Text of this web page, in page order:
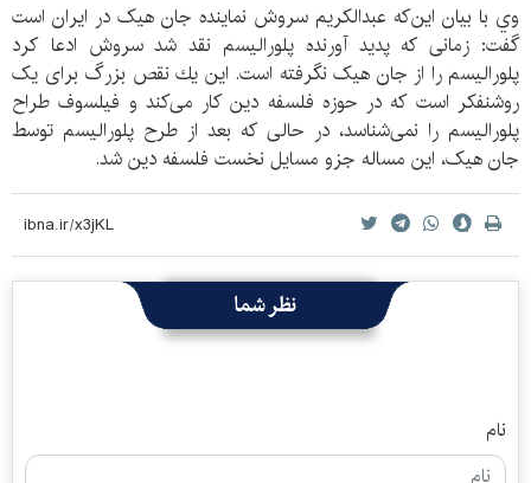
وي با بيان اين‌كه عبدالکریم سروش نماینده جان هیک در ایران است
گفت: زمانی که پدید آورنده پلورالیسم نقد شد سروش ادعا كرد
پلورالیسم را از جان هیک نگرفته است. این يك نقص بزرگ برای یک
روشنفکر است که در حوزه فلسفه دین کار می‌کند و فیلسوف طراح
پلورالیسم را نمی‌شناسد، در حالی که بعد از طرح پلورالیسم توسط
جان هیک، این مساله جزو مسايل نخست فلسفه دین شد.
نظر شما
نام